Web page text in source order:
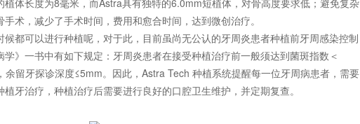
植体长度为8毫米，而Astra具有独特的6.0mm短植体，对骨高度要求低；避免复杂
术，减少了手术时间，费用和愈合时间，达到微创治疗。
都可以进行种植呢，对于此，目前虽尚无公认的牙周炎患者种植前牙周感染控制
》一书中有如下规定：牙周炎患者在接受种植治疗前一般须达到菌斑指数＜
留牙探诊深度≤5mm。因此，Astra Tech 种植系统提醒每一位牙周病患者，需要
牙治疗，种植治疗后需要进行良好的口腔卫生维护，并定期复查。